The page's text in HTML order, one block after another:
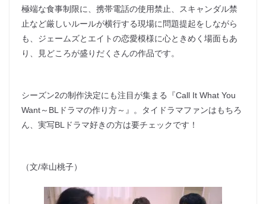
極端な食事制限に、携帯電話の使用禁止、スキャンダル禁
止など厳しいルールが横行する現場に問題提起をしながら
も、ジェームズとエイトの恋愛模様に心ときめく場面もあ
り、見どころが盛りだくさんの作品です。
シーズン2の制作決定にも注目が集まる『Call It What You
Want～BLドラマの作り方～』。タイドラマファンはもちろ
ん、実写BLドラマ好きの方は要チェックです！
（文/幸山桃子）